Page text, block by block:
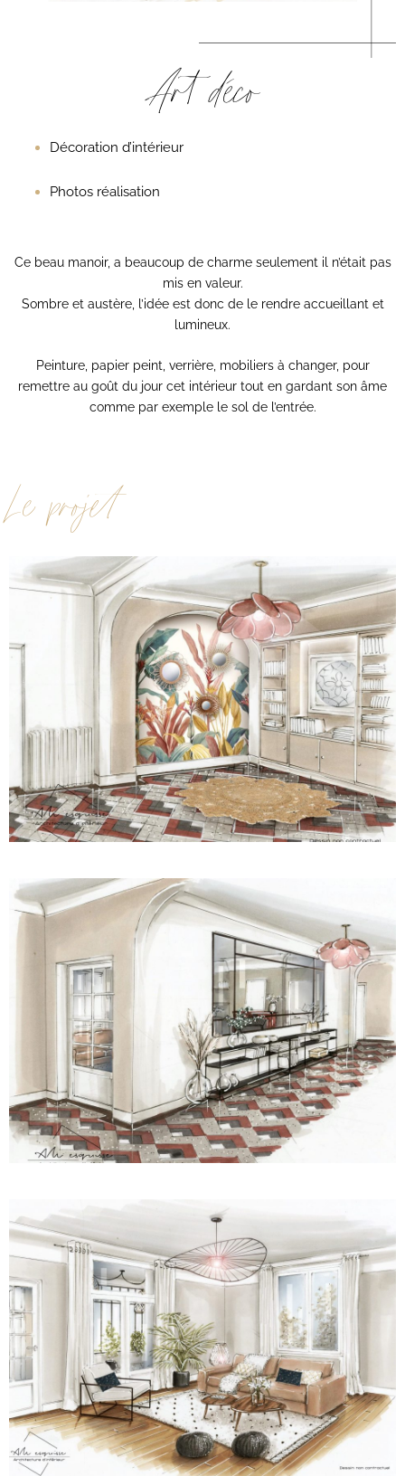
Art déco
Décoration d’intérieur
Photos réalisation
Ce beau manoir, a beaucoup de charme seulement il n’était pas
mis en valeur.
Sombre et austère, l’idée est donc de le rendre accueillant et
lumineux.
Peinture, papier peint, verrière, mobiliers à changer, pour
remettre au goût du jour cet intérieur tout en gardant son âme
comme par exemple le sol de l’entrée.
Le projet